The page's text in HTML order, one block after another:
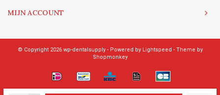
MIJN ACCOUNT
© Copyright 2026 wp-dentalsupply - Powered by Lightspeed - Theme by
Shopmonkey